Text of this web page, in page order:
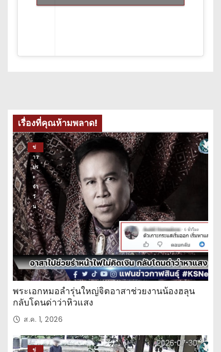
เรื่องที่คุณห้ามพลาด!
ข่
าว
ปร
ะ
จำ
วั
น
พระเอกหมอลำรุ่นใหญ่จิตอาสาช่วยงานน้องฮลุน
กลับโดนด่าว่าหิวแสง
ส.ค. 1, 2026
ข่